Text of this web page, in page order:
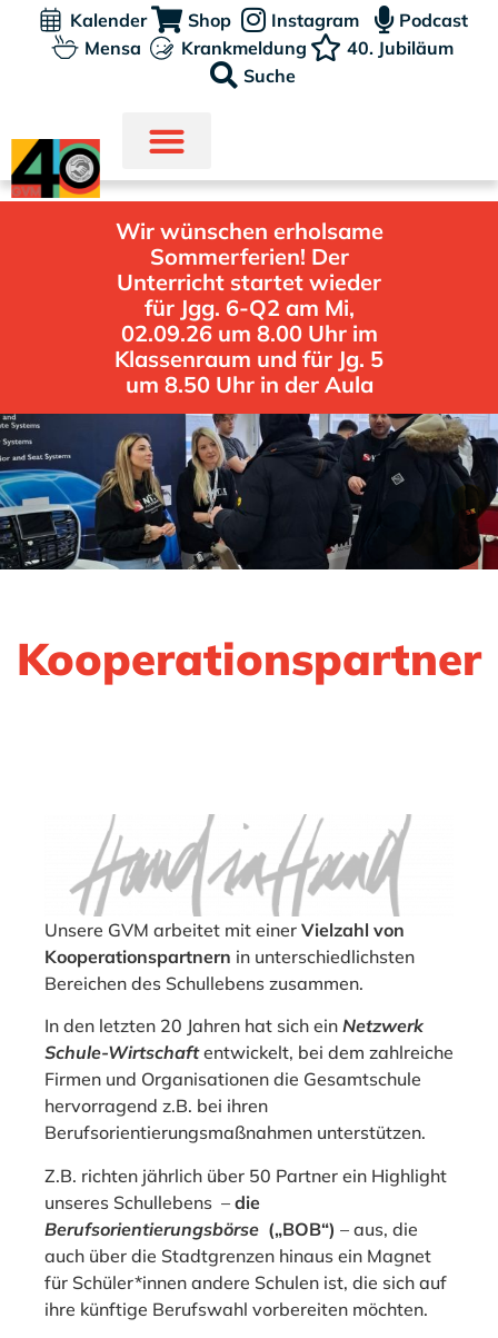
Kalender Shop Instagram
Podcast
Mensa
Krankmeldung
40. Jubiläum
Suche
Wir wünschen erholsame
Sommerferien! Der
Unterricht startet wieder
für Jgg. 6-Q2 am Mi,
02.09.26 um 8.00 Uhr im
Klassenraum und für Jg. 5
um 8.50 Uhr in der Aula
Kooperationspartner
Unsere GVM arbeitet mit einer Vielzahl von
Kooperationspartnern in unterschiedlichsten
Bereichen des Schullebens zusammen.
In den letzten 20 Jahren hat sich ein Netzwerk
Schule-Wirtschaft entwickelt, bei dem zahlreiche
Firmen und Organisationen die Gesamtschule
hervorragend z.B. bei ihren
Berufsorientierungsmaßnahmen unterstützen.
Z.B. richten jährlich über 50 Partner ein Highlight
unseres Schullebens – die
Berufsorientierungsbörse („BOB“) – aus, die
auch über die Stadtgrenzen hinaus ein Magnet
für Schüler*innen andere Schulen ist, die sich auf
ihre künftige Berufswahl vorbereiten möchten.